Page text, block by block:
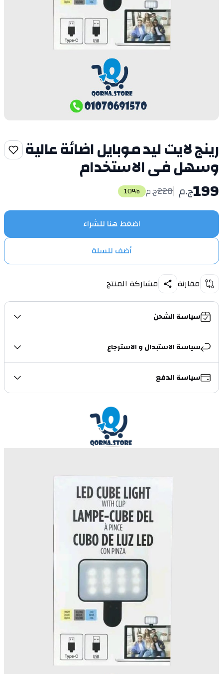
رينج لايت ليد موبايل اضائة عالية
وسهل فى الاستخدام
199ج.م 220ج.م 10%
اضغط هنا للشراء
أضف للسلة
مقارنة مشاركة المنتج
سياسة الشحن
سياسة الاستبدال و الاسترجاع
سياسة الدفع